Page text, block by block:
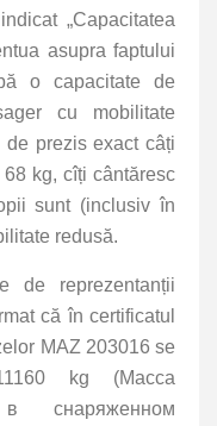
„Capacitatea
asupra faptului
o capacitate de
cu mobilitate
prezis exact câți
kg, cîți cântăresc
sunt (inclusiv în
redusă.
de reprezentanții
că în certificatul
MAZ 203016 se
kg (Macca
в снаряженном